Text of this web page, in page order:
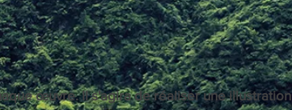
œuvre. Il s'agira de réaliser une illustration